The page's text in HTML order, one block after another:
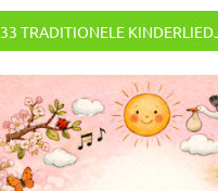
33 TRADITIONELE